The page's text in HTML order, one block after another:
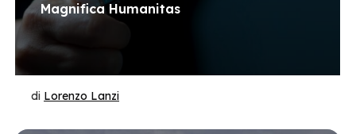
Magnifica Humanitas
di Lorenzo Lanzi